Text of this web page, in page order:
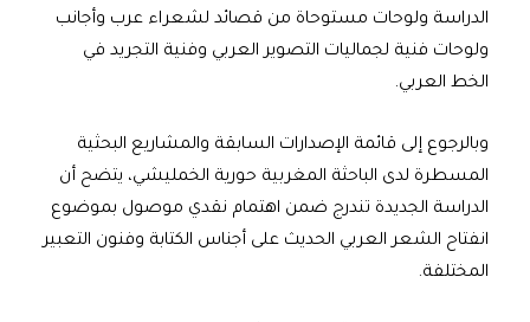
الدراسة ولوحات مستوحاة من قصائد لشعراء عرب وأجانب
ولوحات فنية لجماليات التصوير العربي وفنية التجريد في
الخط العربي.
وبالرجوع إلى قائمة الإصدارات السابقة والمشاريع البحثية
المسطرة لدى الباحثة المغربية حورية الخمليشي، يتضح أن
الدراسة الجديدة تندرج ضمن اهتمام نقدي موصول بموضوع
انفتاح الشعر العربي الحديث على أجناس الكتابة وفنون التعبير
المختلفة.